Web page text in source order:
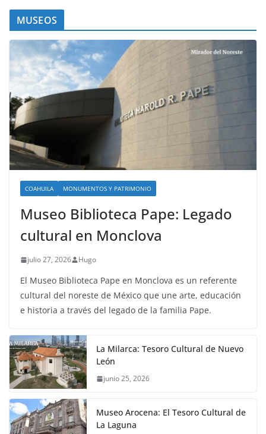
MUSEOS
COAHUILA MONUMENTOS Y PATRIMONIO
Museo Biblioteca Pape: Legado
cultural en Monclova
julio 27, 2026 Hugo
El Museo Biblioteca Pape en Monclova es un referente
cultural del noreste de México que une arte, educación
e historia a través del legado de la familia Pape.
La Milarca: Tesoro Cultural de Nuevo
León
junio 25, 2026
Museo Arocena: El Tesoro Cultural de
La Laguna